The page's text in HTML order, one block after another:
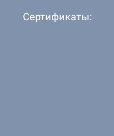
Сертификаты: